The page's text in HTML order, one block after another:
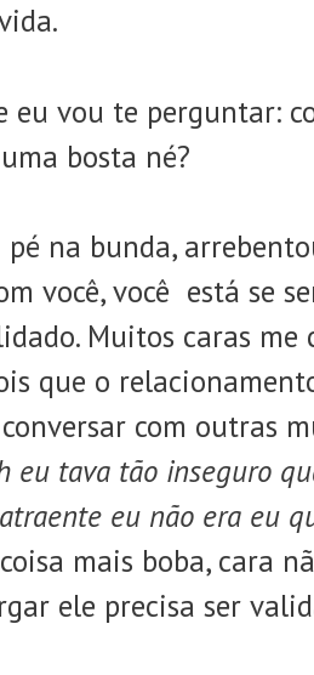
eu vou te perguntar:
bosta né?
na bunda,
você, você está se
Muitos caras me
que o
com outras
eu tava tão inseguro
eu não era eu
mais boba, cara
ele precisa ser